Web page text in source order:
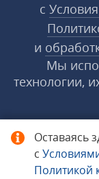
Оставаясь
с
Политикой
с
и
Мы
технологии,
©